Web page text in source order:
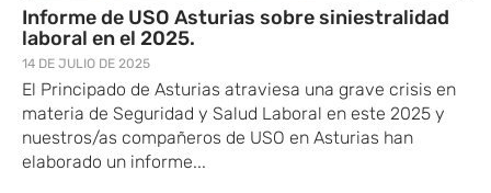
Informe de USO Asturias sobre siniestralidad
laboral en el 2025.
14 DE JULIO DE 2025
El Principado de Asturias atraviesa una grave crisis en
materia de Seguridad y Salud Laboral en este 2025 y
nuestros/as compañeros de USO en Asturias han
elaborado un informe...